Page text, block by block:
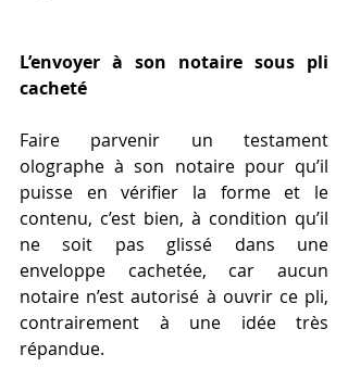
L’envoyer à son notaire sous pli
cacheté
Faire parvenir un testament
olographe à son notaire pour qu’il
puisse en vérifier la forme et le
contenu, c’est bien, à condition qu’il
ne soit pas glissé dans une
enveloppe cachetée, car aucun
notaire n’est autorisé à ouvrir ce pli,
contrairement à une idée très
répandue.